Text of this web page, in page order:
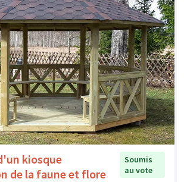
kiosque
de la faune et flore
Soumis
au vote